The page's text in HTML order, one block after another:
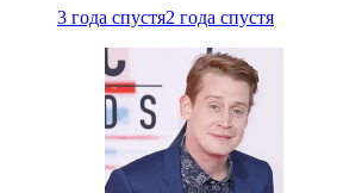
3 года спустя2 года спустя